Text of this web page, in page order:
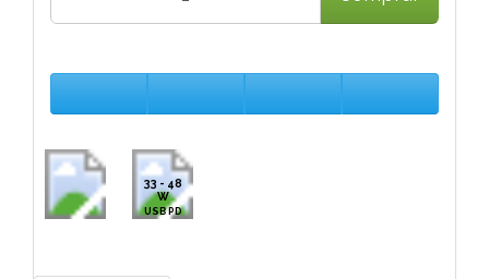
33 - 48
W
USB PD